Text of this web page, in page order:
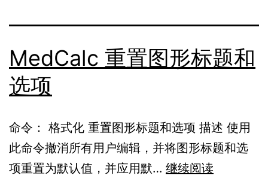
MedCalc 重置图形标题和
选项
命令： 格式化 重置图形标题和选项 描述 使用
此命令撤消所有用户编辑，并将图形标题和选
项重置为默认值，并应用默… 继续阅读